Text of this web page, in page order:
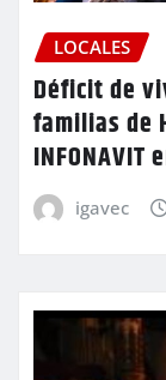
LOCALES
Déficit de
familias de
igavec